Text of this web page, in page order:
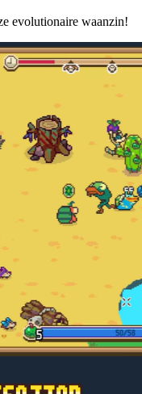
evolutionaire waanzin!